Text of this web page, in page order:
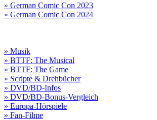
» German Comic Con 2023
» German Comic Con 2024
» Musik
» BTTF: The Musical
» BTTF: The Game
» Scripte & Drehbücher
» DVD/BD-Infos
» DVD/BD-Bonus-Vergleich
» Europa-Hörspiele
» Fan-Filme